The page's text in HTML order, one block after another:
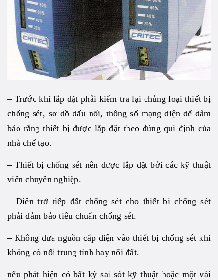
– Trước khi lắp đặt phải kiểm tra lại chủng loại thiết bị
chống sét, sơ đồ đấu nối, thông số mạng điện để đảm
bảo rằng thiết bị được lắp đặt theo đúng qui định của
nhà chế tạo.
– Thiết bị chống sét nên được lắp đặt bởi các kỹ thuật
viên chuyên nghiệp.
– Điện trở tiếp đất chống sét cho thiết bị chống sét
phải đảm bảo tiêu chuẩn chống sét.
– Không đưa nguồn cấp điện vào thiết bị chống sét khi
không có nối trung tính hay nối đất.
nếu phát hiện có bất kỳ sai sót kỹ thuật hoặc một vài